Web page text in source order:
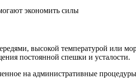
высокой температурой или
постоянной спешки и усталости.
на административные